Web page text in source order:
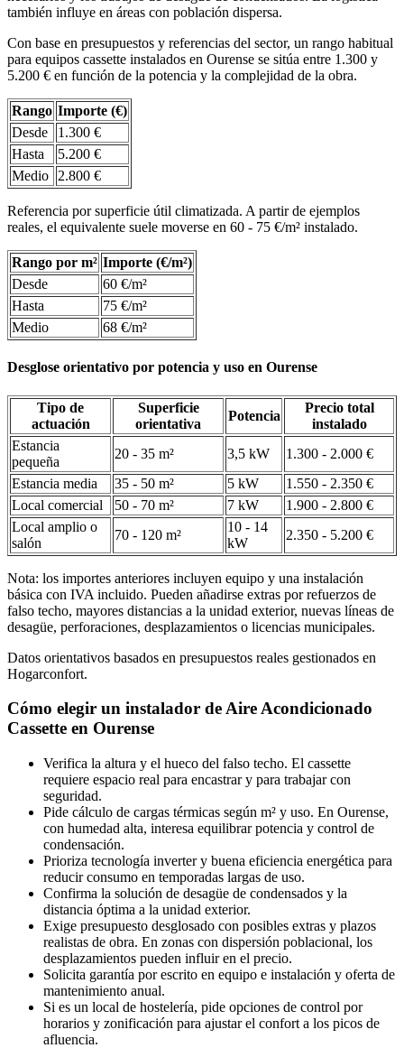
también influye en áreas con población dispersa.
Con base en presupuestos y referencias del sector, un rango habitual
para equipos cassette instalados en Ourense se sitúa entre 1.300 y
5.200 € en función de la potencia y la complejidad de la obra.
Rango Importe (€)
Desde
1.300 €
Hasta
5.200 €
Medio
2.800 €
Referencia por superficie útil climatizada. A partir de ejemplos
reales, el equivalente suele moverse en 60 - 75 €/m² instalado.
Rango por m² Importe (€/m²)
Desde
60 €/m²
Hasta
75 €/m²
Medio
68 €/m²
Desglose orientativo por potencia y uso en Ourense
Tipo de
actuación
Superficie
orientativa
Potencia
Precio total
instalado
Estancia
pequeña
20 - 35 m² 3,5 kW
1.300 - 2.000 €
Estancia media
35 - 50 m² 5 kW
1.550 - 2.350 €
Local comercial
50 - 70 m² 7 kW
1.900 - 2.800 €
Local amplio o
salón
70 - 120 m²
10 - 14
kW
2.350 - 5.200 €
Nota: los importes anteriores incluyen equipo y una instalación
básica con IVA incluido. Pueden añadirse extras por refuerzos de
falso techo, mayores distancias a la unidad exterior, nuevas líneas de
desagüe, perforaciones, desplazamientos o licencias municipales.
Datos orientativos basados en presupuestos reales gestionados en
Hogarconfort.
Cómo elegir un instalador de Aire Acondicionado
Cassette en Ourense
Verifica la altura y el hueco del falso techo. El cassette
requiere espacio real para encastrar y para trabajar con
seguridad.
Pide cálculo de cargas térmicas según m² y uso. En Ourense,
con humedad alta, interesa equilibrar potencia y control de
condensación.
Prioriza tecnología inverter y buena eficiencia energética para
reducir consumo en temporadas largas de uso.
Confirma la solución de desagüe de condensados y la
distancia óptima a la unidad exterior.
Exige presupuesto desglosado con posibles extras y plazos
realistas de obra. En zonas con dispersión poblacional, los
desplazamientos pueden influir en el precio.
Solicita garantía por escrito en equipo e instalación y oferta de
mantenimiento anual.
Si es un local de hostelería, pide opciones de control por
horarios y zonificación para ajustar el confort a los picos de
afluencia.